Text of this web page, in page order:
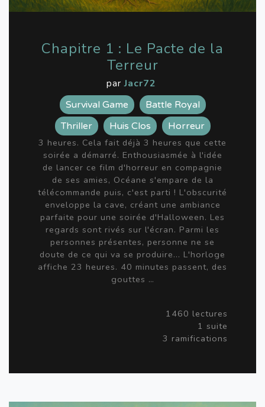
Chapitre 1 : Le Pacte de la
Terreur
parJacr72
Survival Game
Battle Royal
Thriller
Huis Clos
Horreur
3 heures. Cela fait déjà 3 heures que cette
soirée a démarré. Enthousiasmée à l'idée
de lancer ce film d'horreur en compagnie
de ses amies, Océane s'empare de la
télécommande puis, c'est parti ! L'obscurité
enveloppe la cave, créant une ambiance
parfaite pour une soirée d'Halloween. Les
regards sont rivés sur l'écran. Parmi les
personnes présentes, personne ne se
doute de ce qui va se produire... L'horloge
affiche 23 heures. 40 minutes passent, des
gouttes …
1460 lectures
1 suite
3 ramifications